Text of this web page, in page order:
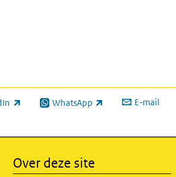
WhatsApp
(externe link) E-mail
Over deze site